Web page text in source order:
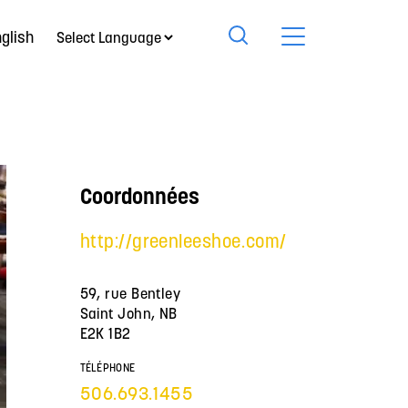
Coordonnées
http://greenleeshoe.com/
59, rue Bentley
Saint John, NB
E2K 1B2
TÉLÉPHONE
506.693.1455